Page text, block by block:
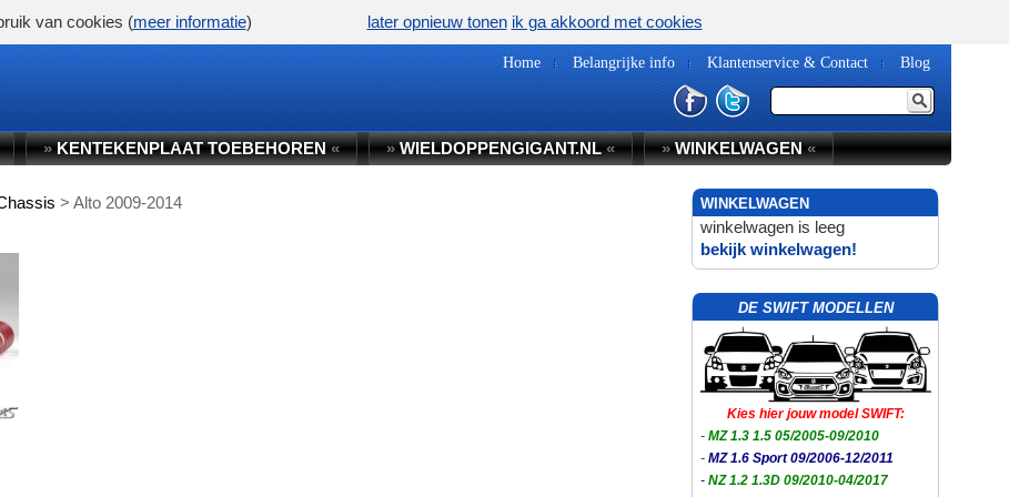
Home Belangrijke info Klantenservice & Contact Blog
»KENTEKENPLAAT TOEBEHOREN« »WIELDOPPENGIGANT.NL« »WINKELWAGEN«
>Alto 2009-2014 WINKELWAGEN
winkelwagen is leeg
bekijk winkelwagen!
DE SWIFT MODELLEN
Kies hier jouw model SWIFT:
- MZ 1.3 1.5 05/2005-09/2010
- MZ 1.6 Sport 09/2006-12/2011
- NZ 1.2 1.3D 09/2010-04/2017
van cookies (meer informatie) later opnieuw tonen ik ga akkoord met cookies